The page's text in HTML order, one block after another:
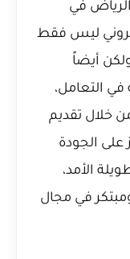
في
ليس فقط
أيضاً
في التعامل،
خلال تقديم
على الجودة
الأمد،
في مجال